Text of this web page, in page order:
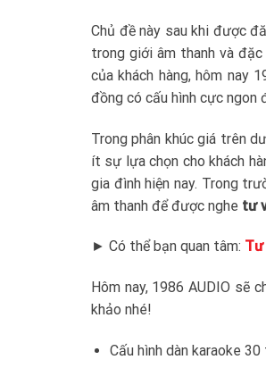
Chủ đề này sau khi được
trong giới âm thanh và
của khách hàng, hôm nay
đồng có cấu hình cực ngon
Trong phân khúc giá trên
ít sự lựa chọn cho khách
gia đình hiện nay. Trong
âm thanh để được nghe tư
► Có thể bạn quan tâm: Tư
Hôm nay, 1986 AUDIO sẽ
khảo nhé!
Cấu hình dàn karaoke